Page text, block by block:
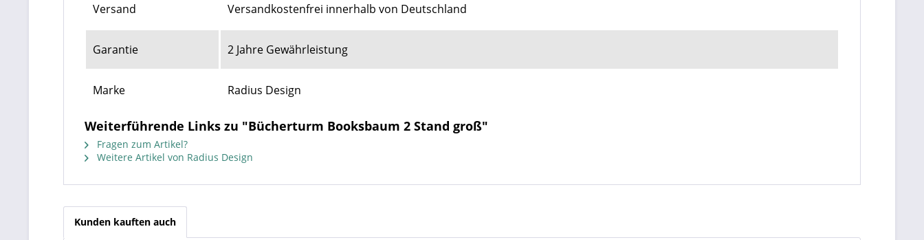
Versand Versandkostenfrei innerhalb von Deutschland
Garantie 2 Jahre Gewährleistung
Marke Radius Design
Weiterführende Links zu "Bücherturm Booksbaum 2 Stand groß"
Fragen zum Artikel?
Weitere Artikel von Radius Design
Kunden kauften auch